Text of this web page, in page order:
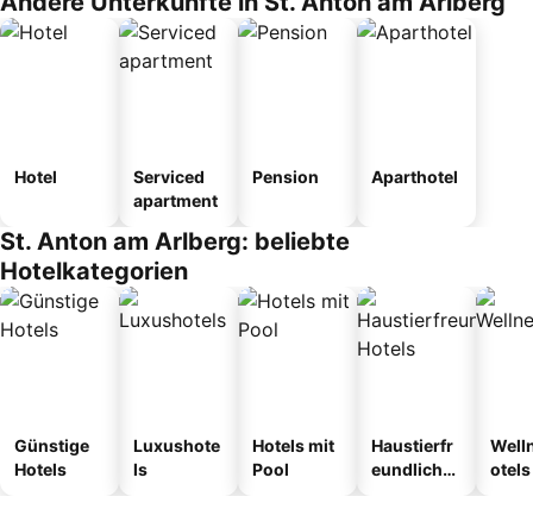
Hotel
Serviced
apartment
Pension Aparthotel
St. Anton am Arlberg: beliebte
Hotelkategorien
Günstige
Hotels
Luxushote
ls
Hotels mit
Pool
Haustierfr
eundliche
otels